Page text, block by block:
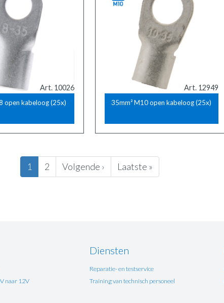
Art. 10026
open kabeloog (25x)
Art. 12949
35mm² M10 open kabeloog (25x)
Huidige
pagina
1 Pagina
2
Volgende
pagina
Volgende ›
Laatste
pagina
Laatste »
naar 12V
Diensten
Reparatie- en testservice
Training van technisch personeel